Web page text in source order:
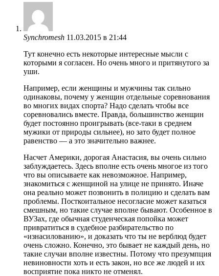
Synchromesh 11.03.2015 в 21:44
Тут конечно есть некоторые интересные мысли с
которыми я согласен. Но очень много и притянутого за
уши.
Например, если женщины и мужчины так сильно
одинаковы, почему у женщин отдельные соревнования
во многих видах спорта? Надо сделать чтобы все
соревновались вместе. Правда, большинство женщин
будет постоянно проигрывать (все-таки в среднем
мужики от природы сильнее), но зато будет полное
равенство — а это значительно важнее.
Насчет Америки, дорогая Анастасия, вы очень сильно
заблуждаетесь. Здесь вполне есть очень многое из того
что вы описываете как невозможное. Например,
знакомиться с женщиной на улице не принято. Иначе
она реально может позвонить в полицию и сделать вам
проблемы. Посткоитальное несогласие может казаться
смешным, но такие случае вполне бывают. Особенное в
ВУЗах, где обычная студенческая попойка может
привратиться в судебное разбирательство по
«изнасилованию», и доказать что ты не верблюд будет
очень сложно. Конечно, это бывает не каждый день, но
такие случаи вполне известны. Потому что презумпция
невиновности хоть и есть закон, но все же людей и их
восприятие пока никто не отменял.